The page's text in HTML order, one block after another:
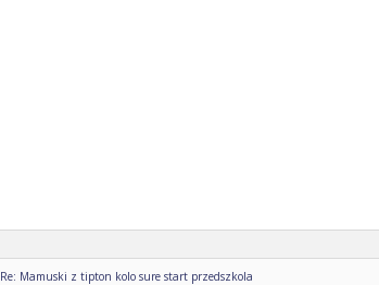
Re: Mamuski z tipton kolo sure start przedszkola